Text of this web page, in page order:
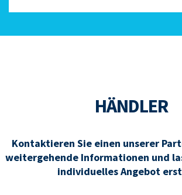
HÄNDLER
Kontaktieren Sie einen unserer
weitergehende Informationen und
individuelles Angebot